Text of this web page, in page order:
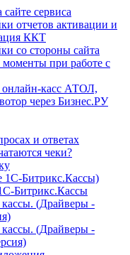
сервиса
отчетов активации и
ККТ
со стороны сайта
при работе с
касс АТОЛ,
через Бизнес.РУ
и ответах
чеки?
1С-Битрикс.Кассы)
Битрикс.Кассы
(Драйверы -
(Драйверы -